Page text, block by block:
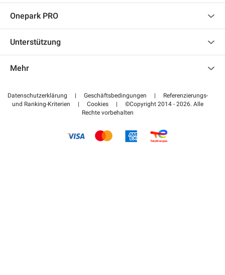
Impressum
Onepark PRO
Werden Sie unser Partner
Auf meinen Partnerbereich zugreifen
Unterstützung
Bezahlen Sie Ihren Parkplatz FLOW
Mehr
Datenschutzerklärung | Geschäftsbedingungen |
Referenzierungs-
und Ranking-Kriterien
| Cookies |
©Copyright 2014 - 2026. Alle
Rechte vorbehalten